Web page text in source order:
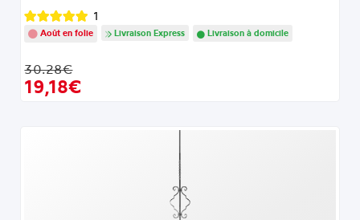
1
Août en folie Livraison Express Livraison à domicile
30.28€
19,18€